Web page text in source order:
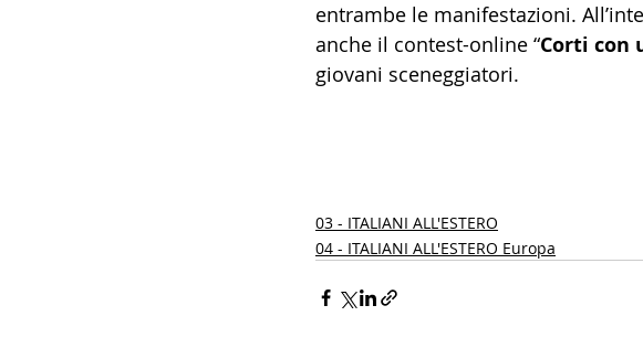
entrambe le manifestazioni.
anche il contest-online “Corti con
giovani sceneggiatori.
03 - ITALIANI ALL'ESTERO
04 - ITALIANI ALL'ESTERO Europa